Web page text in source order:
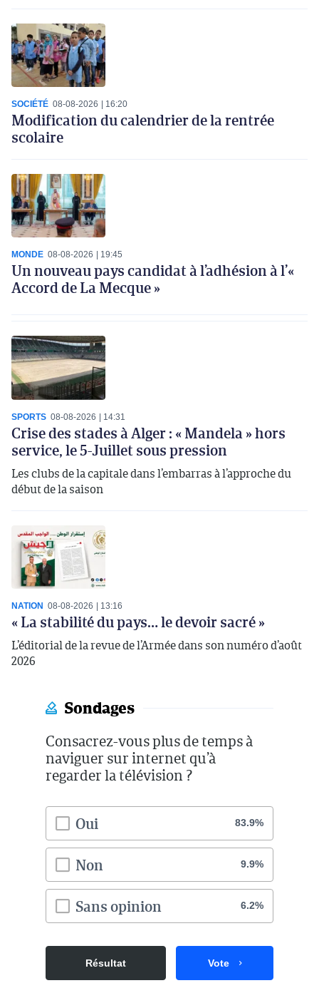
SOCIÉTÉ 08-08-2026 16:20
Modification du calendrier de la rentrée
scolaire
MONDE 08-08-2026 19:45
Un nouveau pays candidat à l’adhésion à l’«
Accord de La Mecque »
SPORTS 08-08-2026 14:31
Crise des stades à Alger : « Mandela » hors
service, le 5-Juillet sous pression
Les clubs de la capitale dans l’embarras à l’approche du
début de la saison
NATION 08-08-2026 13:16
« La stabilité du pays… le devoir sacré »
L’éditorial de la revue de l’Armée dans son numéro d’août
2026
Sondages
Consacrez-vous plus de temps à
naviguer sur internet qu’à
regarder la télévision ?
Oui 83.9%
Non 9.9%
Sans opinion 6.2%
Résultat Vote